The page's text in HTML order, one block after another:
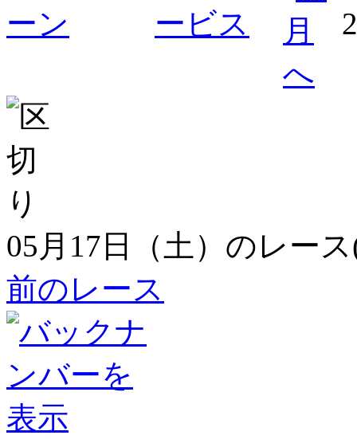
05月17日（土）のレー
前のレース